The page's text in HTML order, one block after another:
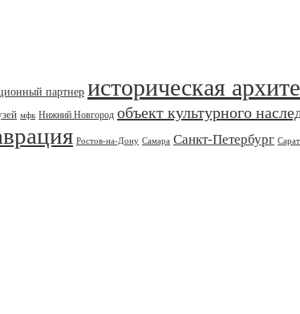
партнер историческая
мфк Нижний Новгород объект культурного
Ростов-на-Дону Самара Санкт-Петербург